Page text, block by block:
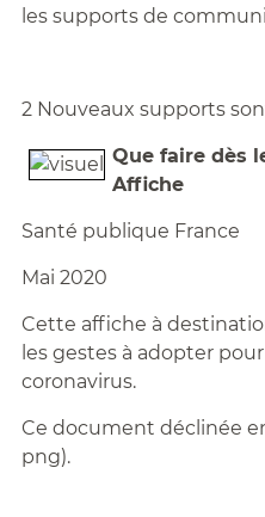
les supports de
2 Nouveaux supports
Que faire dès
Affiche
Santé publique France
Mai 2020
Cette affiche à
les gestes à adopter
coronavirus.
Ce document déclinée
png).